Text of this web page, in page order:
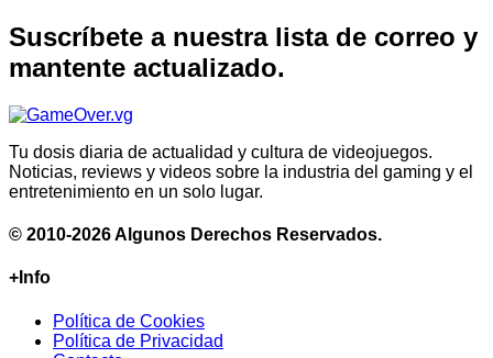
Suscríbete a nuestra lista de correo y
mantente actualizado.
Tu dosis diaria de actualidad y cultura de videojuegos.
Noticias, reviews y videos sobre la industria del gaming y el
entretenimiento en un solo lugar.
© 2010-2026 Algunos Derechos Reservados.
+Info
Política de Cookies
Política de Privacidad